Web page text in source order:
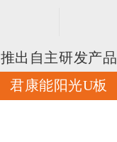
推出自主研发产品
君康能阳光U板